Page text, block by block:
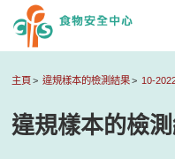
主頁 違規樣本的檢測結果 10-
違規樣本的檢